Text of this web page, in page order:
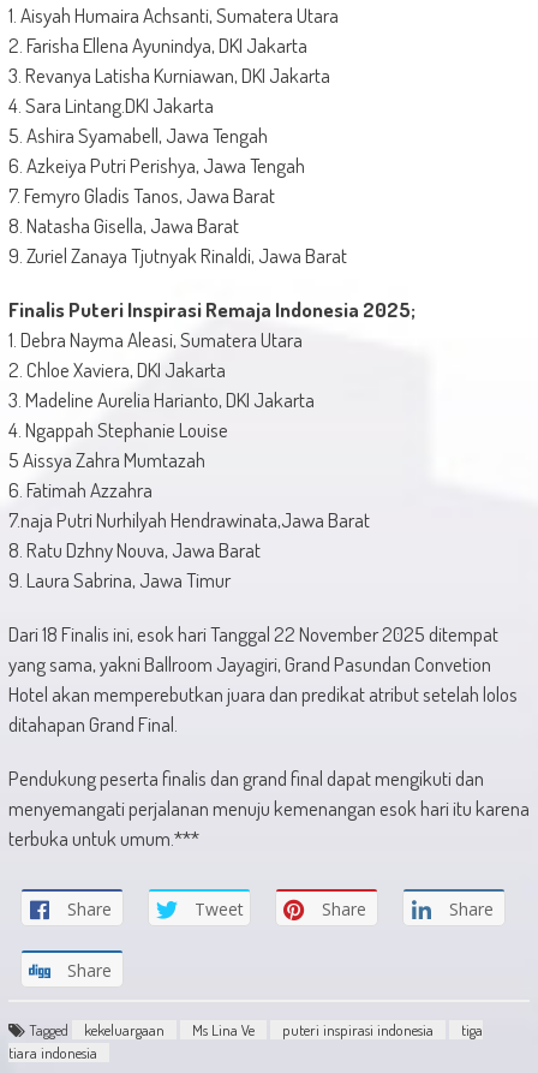
1. Aisyah Humaira Achsanti, Sumatera Utara
2. Farisha Ellena Ayunindya, DKI Jakarta
3. Revanya Latisha Kurniawan, DKI Jakarta
4. Sara Lintang.DKI Jakarta
5. Ashira Syamabell, Jawa Tengah
6. Azkeiya Putri Perishya, Jawa Tengah
7. Femyro Gladis Tanos, Jawa Barat
8. Natasha Gisella, Jawa Barat
9. Zuriel Zanaya Tjutnyak Rinaldi, Jawa Barat
Finalis Puteri Inspirasi Remaja Indonesia 2025;
1. Debra Nayma Aleasi, Sumatera Utara
2. Chloe Xaviera, DKI Jakarta
3. Madeline Aurelia Harianto, DKI Jakarta
4. Ngappah Stephanie Louise
5 Aissya Zahra Mumtazah
6. Fatimah Azzahra
7.naja Putri Nurhilyah Hendrawinata,Jawa Barat
8. Ratu Dzhny Nouva, Jawa Barat
9. Laura Sabrina, Jawa Timur
Dari 18 Finalis ini, esok hari Tanggal 22 November 2025 ditempat
yang sama, yakni Ballroom Jayagiri, Grand Pasundan Convetion
Hotel akan memperebutkan juara dan predikat atribut setelah lolos
ditahapan Grand Final.
Pendukung peserta finalis dan grand final dapat mengikuti dan
menyemangati perjalanan menuju kemenangan esok hari itu karena
terbuka untuk umum.***
Share Tweet Share Share
Share
Tagged kekeluargaan Ms Lina Ve puteri inspirasi indonesia
tiga
tiara indonesia